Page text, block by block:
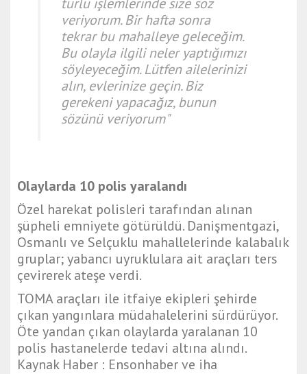
veriyorum. Bir hafta sonra
tekrar bu mahalleye geleceğim.
Bu olayla ilgili neler yaptığımızı
söyleyeceğim. Lütfen ailelerinizi
alın, evlerinize geçin. Biz
gerekeni yapacağız, bunun
sözünü veriyorum"
Olaylarda 10 polis yaralandı
Özel harekat polisleri tarafından alınan
şüpheli emniyete götürüldü. Danişmentgazi,
Osmanlı ve Selçuklu mahallelerinde kalabalık
gruplar; yabancı uyruklulara ait araçları ters
çevirerek ateşe verdi.
TOMA araçları ile itfaiye ekipleri şehirde
çıkan yangınlara müdahalelerini sürdürüyor.
Öte yandan çıkan olaylarda yaralanan 10
polis hastanelerde tedavi altına alındı.
Kaynak Haber : Ensonhaber ve iha